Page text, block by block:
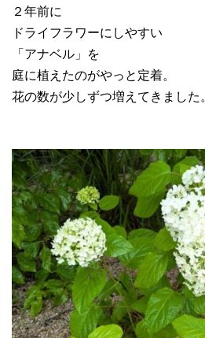
２年前に
ドライフラワーにしやすい
「アナベル」を
庭に植えたのがやっと定着。
花の数が少しずつ増えてきました。